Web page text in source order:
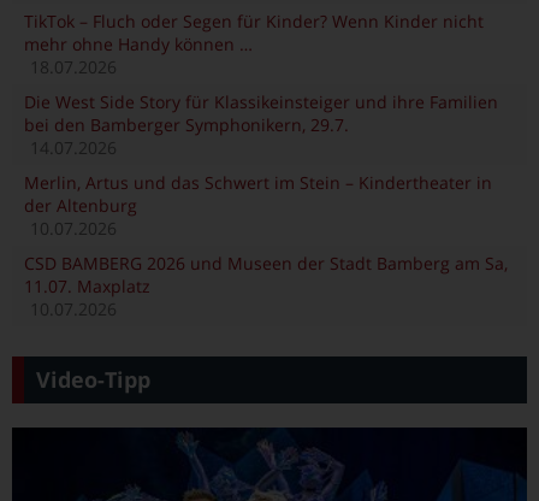
TikTok – Fluch oder Segen für Kinder? Wenn Kinder nicht
mehr ohne Handy können …
18.07.2026
Die West Side Story für Klassikeinsteiger und ihre Familien
bei den Bamberger Symphonikern, 29.7.
14.07.2026
Merlin, Artus und das Schwert im Stein – Kindertheater in
der Altenburg
10.07.2026
CSD BAMBERG 2026 und Museen der Stadt Bamberg am Sa,
11.07. Maxplatz
10.07.2026
Video-Tipp